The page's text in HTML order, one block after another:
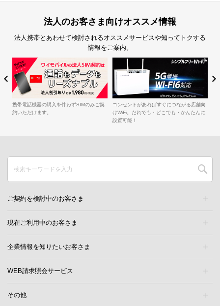
法人のお客さま向けオススメ情報
法人携帯とあわせて検討されるオススメサービスや知ってトクする
情報をご案内。
携帯電話機器の購入を伴わずSIMのみご契
約いただけます。
コンセントがあればすぐにつながる店舗向
けWiFi。だれでも・どこでも・かんたんに
設置可能！
ご契約を検討中のお客さま
現在ご利用中のお客さま
企業情報を知りたいお客さま
WEB請求照会サービス
その他